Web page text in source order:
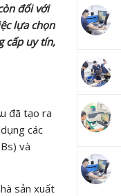
đối với
lựa chọn
cấp uy tín,
đã tạo ra
các
và
sản xuất